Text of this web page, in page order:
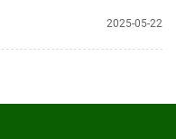
2025-05-22